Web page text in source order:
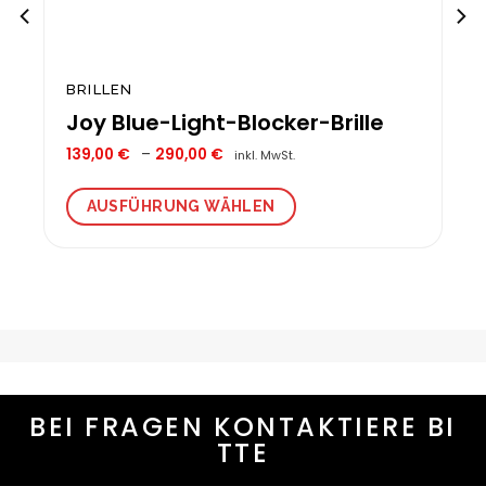
BRILLEN
Joy Blue-Light-Blocker-Brille
139,00 € – 290,00 € Preisspanne:
290,00 €
inkl. MwSt.
AUSFÜHRUNG WÄHLEN
Optionen
können
auf
BEI FRAGEN KONTAKTIERE BI
TTE